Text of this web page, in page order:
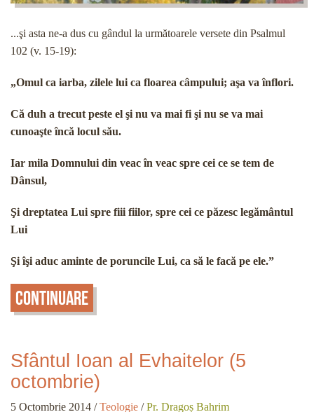
...şi asta ne-a dus cu gândul la următoarele versete din Psalmul
102 (v. 15-19):
„Omul ca iarba, zilele lui ca floarea câmpului; aşa va înflori.
Că duh a trecut peste el şi nu va mai fi şi nu se va mai
cunoaşte încă locul său.
Iar mila Domnului din veac în veac spre cei ce se tem de
Dânsul,
Şi dreptatea Lui spre fiii fiilor, spre cei ce păzesc legământul
Lui
Şi îşi aduc aminte de poruncile Lui, ca să le facă pe ele.”
Continuare
Sfântul Ioan al Evhaitelor (5
octombrie)
5 Octombrie 2014 /Teologie /Pr. Dragoș Bahrim